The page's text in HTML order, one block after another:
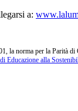
a:
norma per la Parità
Educazione alla